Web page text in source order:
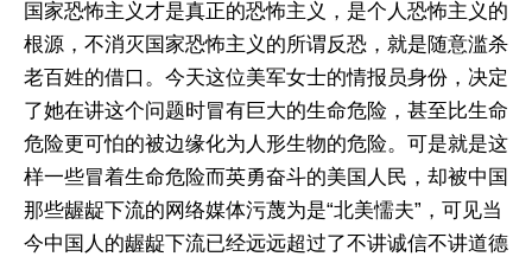
国家恐怖主义才是真正的恐怖主义，是个人恐怖主义的
根源，不消灭国家恐怖主义的所谓反恐，就是随意滥杀
老百姓的借口。今天这位美军女士的情报员身份，决定
了她在讲这个问题时冒有巨大的生命危险，甚至比生命
危险更可怕的被边缘化为人形生物的危险。可是就是这
样一些冒着生命危险而英勇奋斗的美国人民，却被中国
那些龌龊下流的网络媒体污蔑为是“北美懦夫”，可见当
今中国人的龌龊下流已经远远超过了不讲诚信不讲道德